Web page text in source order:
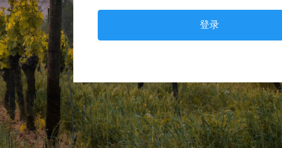
登录